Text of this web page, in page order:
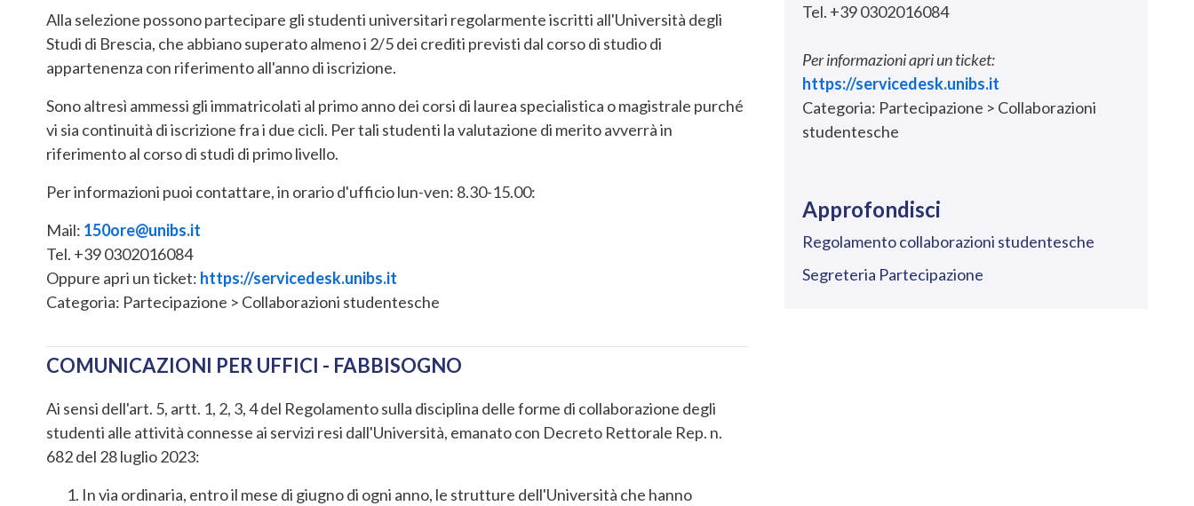
Alla selezione possono partecipare gli studenti universitari regolarmente iscritti all'Università degli
Studi di Brescia, che abbiano superato almeno i 2/5 dei crediti previsti dal corso di studio di
appartenenza con riferimento all'anno di iscrizione.
Sono altresì ammessi gli immatricolati al primo anno dei corsi di laurea specialistica o magistrale purché
vi sia continuità di iscrizione fra i due cicli. Per tali studenti la valutazione di merito avverrà in
riferimento al corso di studi di primo livello.
Per informazioni puoi contattare, in orario d'ufficio lun-ven: 8.30-15.00:
Mail: 150ore@unibs.it
Tel. +39 0302016084
Oppure apri un ticket: https://servicedesk.unibs.it
Categoria: Partecipazione > Collaborazioni studentesche
COMUNICAZIONI PER UFFICI - FABBISOGNO
Ai sensi dell'art. 5, artt. 1, 2, 3, 4 del Regolamento sulla disciplina delle forme di collaborazione degli
studenti alle attività connesse ai servizi resi dall'Università, emanato con Decreto Rettorale Rep. n.
682 del 28 luglio 2023:
In via ordinaria, entro il mese di giugno di ogni anno, le strutture dell'Università che hanno
Tel. +39 0302016084
Per informazioni apri un ticket:
https://servicedesk.unibs.it
Categoria: Partecipazione > Collaborazioni
studentesche
Approfondisci
Regolamento collaborazioni studentesche
Segreteria Partecipazione